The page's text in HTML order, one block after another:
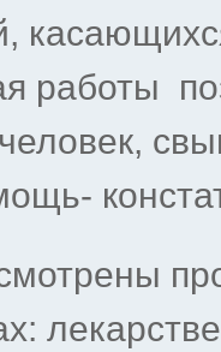
работы